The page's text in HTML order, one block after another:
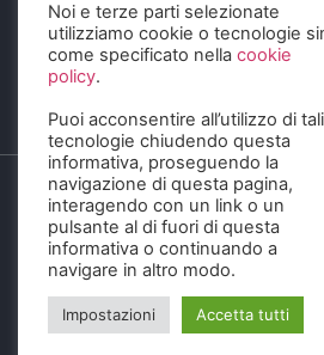
SCIENZA E SALUTE
STORIA E CULTURA
© 2023 Birra Informa. All Rights
DIGITALSENSE
Noi e terze parti selezionate
utilizziamo cookie o tecnologie
come specificato nella cookie
policy.
Puoi acconsentire all’utilizzo di tali
tecnologie chiudendo questa
informativa, proseguendo la
navigazione di questa pagina,
interagendo con un link o un
pulsante al di fuori di questa
informativa o continuando a
navigare in altro modo.
Impostazioni Accetta tutti